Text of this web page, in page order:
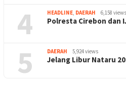
4 HEADLINE, DAERAH 6,158 views
Polresta Cirebon dan
5 DAERAH 5,924 views
Jelang Libur Nataru